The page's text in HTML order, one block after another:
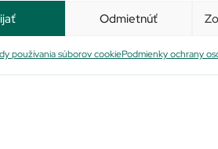
Odmietnúť
používania súborov cookiePodmienky ochrany